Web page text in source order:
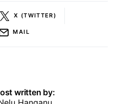
X (TWITTER)
MAIL
written by: